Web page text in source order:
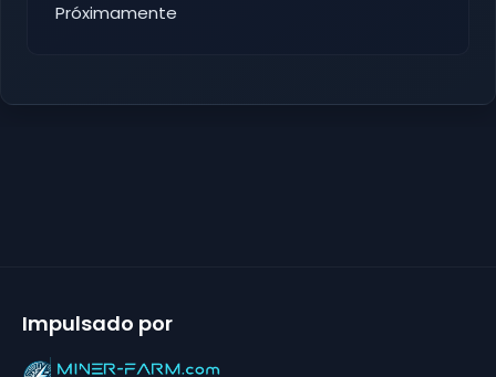
Próximamente
Impulsado por